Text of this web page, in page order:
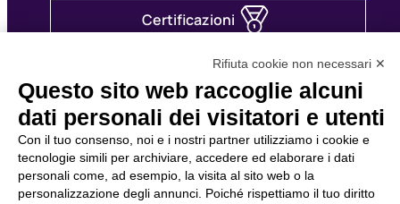
Certificazioni
Area personale
synergie-italia.it
Rifiuta cookie non necessari ✕
Questo sito web raccoglie alcuni
dati personali dei visitatori e utenti
Con il tuo consenso, noi e i nostri partner utilizziamo i cookie e
tecnologie simili per archiviare, accedere ed elaborare i dati
personali come, ad esempio, la visita al sito web o la
personalizzazione degli annunci. Poiché rispettiamo il tuo diritto